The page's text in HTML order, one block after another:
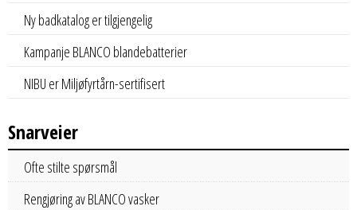
Ny badkatalog er tilgjengelig
Kampanje BLANCO blandebatterier
NIBU er Miljøfyrtårn-sertifisert
Snarveier
Ofte stilte spørsmål
Rengjøring av BLANCO vasker